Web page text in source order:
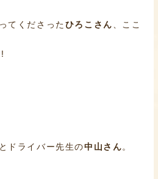
てくださったひろこさん
、ここ
とドライバー先生の中山さん。